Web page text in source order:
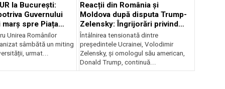
la București:
Guvernului
spre Piața
Unirea Românilor
sâmbătă un miting
urmat...
Reacții din România și
Moldova după disputa Trump-
Zelensky: Îngrijorări privind
securitatea regională
Întâlnirea tensionată dintre
președintele Ucrainei, Volodimir
Zelensky, și omologul său american,
Donald Trump, continuă...